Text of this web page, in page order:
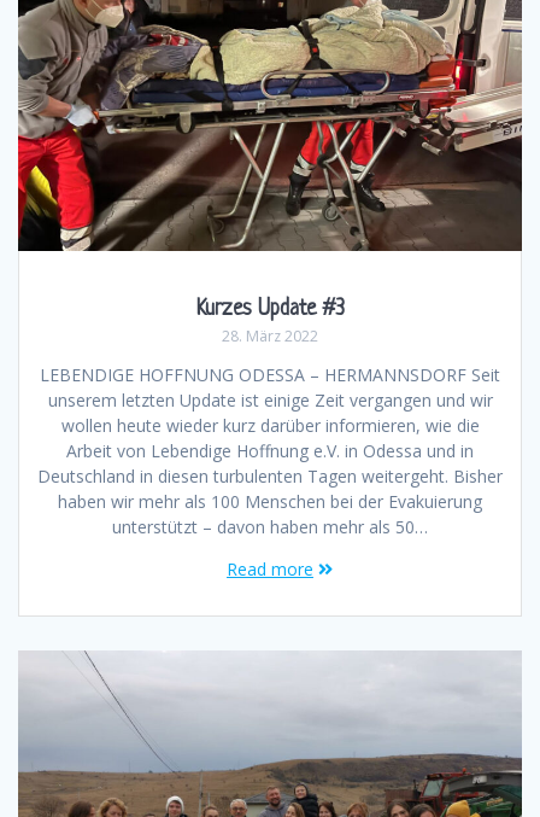
Kurzes Update #3
28. März 2022
LEBENDIGE HOFFNUNG ODESSA – HERMANNSDORF Seit
unserem letzten Update ist einige Zeit vergangen und wir
wollen heute wieder kurz darüber informieren, wie die
Arbeit von Lebendige Hoffnung e.V. in Odessa und in
Deutschland in diesen turbulenten Tagen weitergeht. Bisher
haben wir mehr als 100 Menschen bei der Evakuierung
unterstützt – davon haben mehr als 50…
Read more